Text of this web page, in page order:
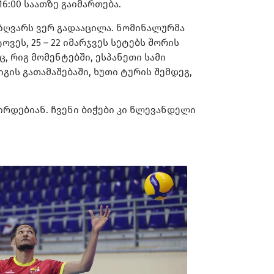
საათზე გაიმართება.
ვერ გადააცილა. ნომინალურმა
25 – 22 იმარჯვეს სეტებს შორის
რიგ მომენტებში, ესპანეთი სამი
გათამაშებაში, ხუთი ტურის შემდეგ,
ჩვენი ბიჭები კი წლევანდელი